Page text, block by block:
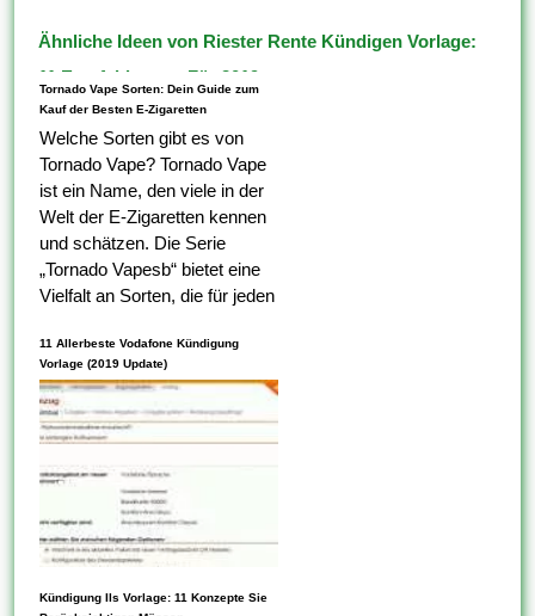
Ähnliche Ideen von Riester Rente Kündigen Vorlage:
11 Empfehlungen Für 2019
Tornado Vape Sorten: Dein Guide zum
Kauf der Besten E-Zigaretten
Welche Sorten gibt es von
Tornado Vape? Tornado Vape
ist ein Name, den viele in der
Welt der E-Zigaretten kennen
und schätzen. Die Serie
„Tornado Vapesb“ bietet eine
Vielfalt an Sorten, die für jeden
du fruchtige, dekutive oder...
11 Allerbeste Vodafone Kündigung
Vorlage (2019 Update)
Die Kündigung ist es die
Kündigung Ils Vorlage: 11 Konzepte Sie